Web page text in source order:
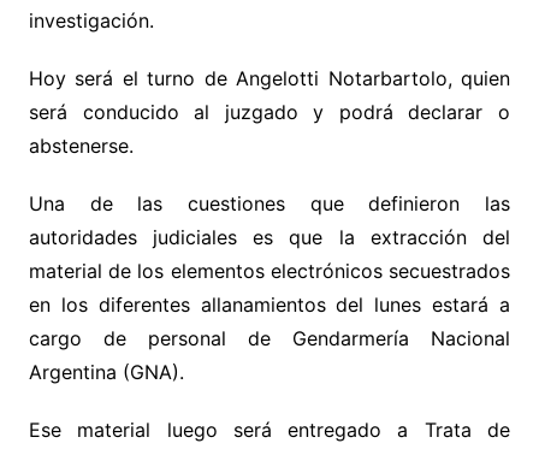
investigación.
Hoy será el turno de Angelotti Notarbartolo, quien
será conducido al juzgado y podrá declarar o
abstenerse.
Una de las cuestiones que definieron las
autoridades judiciales es que la extracción del
material de los elementos electrónicos secuestrados
en los diferentes allanamientos del lunes estará a
cargo de personal de Gendarmería Nacional
Argentina (GNA).
Ese material luego será entregado a Trata de